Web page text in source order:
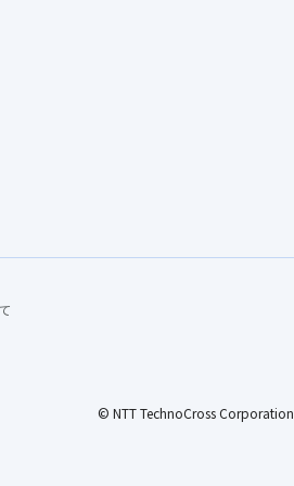
© NTT TechnoCross Corporation